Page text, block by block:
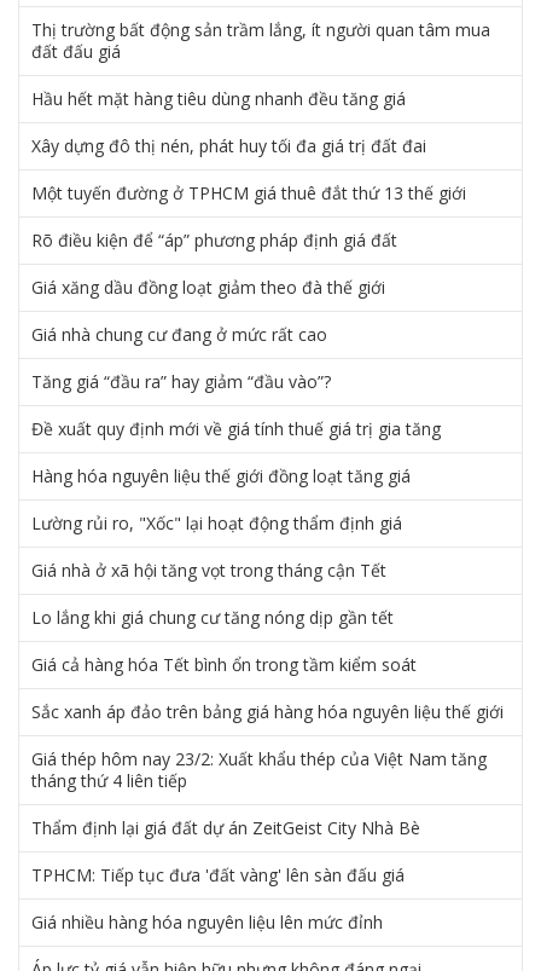
Thị trường bất động sản trầm lắng, ít người quan tâm mua
đất đấu giá
Hầu hết mặt hàng tiêu dùng nhanh đều tăng giá
Xây dựng đô thị nén, phát huy tối đa giá trị đất đai
Một tuyến đường ở TPHCM giá thuê đắt thứ 13 thế giới
Rõ điều kiện để “áp” phương pháp định giá đất
Giá xăng dầu đồng loạt giảm theo đà thế giới
Giá nhà chung cư đang ở mức rất cao
Tăng giá “đầu ra” hay giảm “đầu vào”?
Đề xuất quy định mới về giá tính thuế giá trị gia tăng
Hàng hóa nguyên liệu thế giới đồng loạt tăng giá
Lường rủi ro, "Xốc" lại hoạt động thẩm định giá
Giá nhà ở xã hội tăng vọt trong tháng cận Tết
Lo lắng khi giá chung cư tăng nóng dịp gần tết
Giá cả hàng hóa Tết bình ổn trong tầm kiểm soát
Sắc xanh áp đảo trên bảng giá hàng hóa nguyên liệu thế giới
Giá thép hôm nay 23/2: Xuất khẩu thép của Việt Nam tăng
tháng thứ 4 liên tiếp
Thẩm định lại giá đất dự án ZeitGeist City Nhà Bè
TPHCM: Tiếp tục đưa 'đất vàng' lên sàn đấu giá
Giá nhiều hàng hóa nguyên liệu lên mức đỉnh